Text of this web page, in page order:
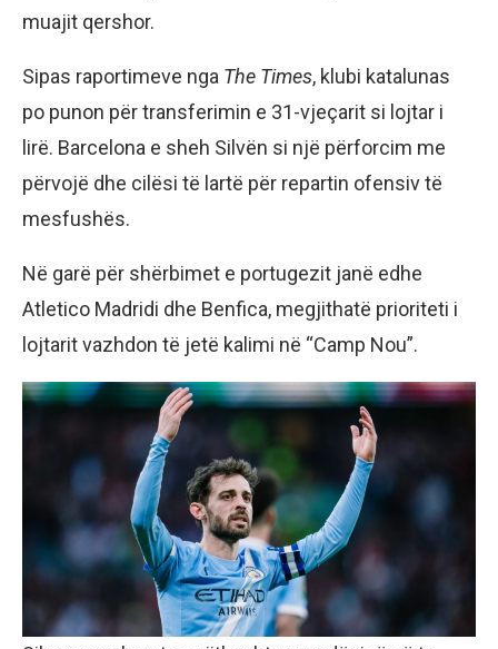
muajit qershor.
Sipas raportimeve nga The Times, klubi katalunas
po punon për transferimin e 31-vjeçarit si lojtar i
lirë. Barcelona e sheh Silvën si një përforcim me
përvojë dhe cilësi të lartë për repartin ofensiv të
mesfushës.
Në garë për shërbimet e portugezit janë edhe
Atletico Madridi dhe Benfica, megjithatë prioriteti i
lojtarit vazhdon të jetë kalimi në “Camp Nou”.